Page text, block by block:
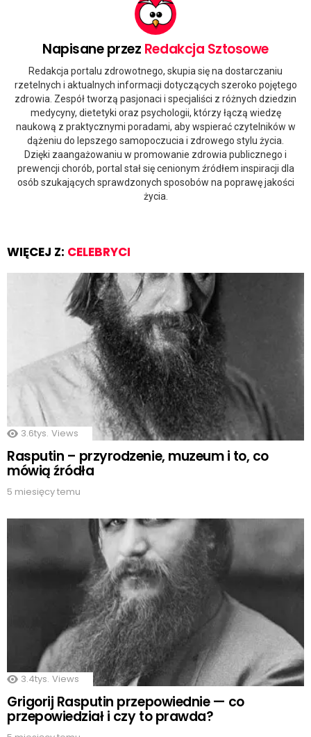
Napisane przez Redakcja Sztosowe
Redakcja portalu zdrowotnego, skupia się na dostarczaniu
rzetelnych i aktualnych informacji dotyczących szeroko pojętego
zdrowia. Zespół tworzą pasjonaci i specjaliści z różnych dziedzin
medycyny, dietetyki oraz psychologii, którzy łączą wiedzę
naukową z praktycznymi poradami, aby wspierać czytelników w
dążeniu do lepszego samopoczucia i zdrowego stylu życia.
Dzięki zaangażowaniu w promowanie zdrowia publicznego i
prewencji chorób, portal stał się cenionym źródłem inspiracji dla
osób szukających sprawdzonych sposobów na poprawę jakości
życia.
WIĘCEJ Z: CELEBRYCI
3.6tys. Views
Rasputin – przyrodzenie, muzeum i to, co
mówią źródła
5 miesięcy temu
3.4tys. Views
Grigorij Rasputin przepowiednie — co
przepowiedział i czy to prawda?